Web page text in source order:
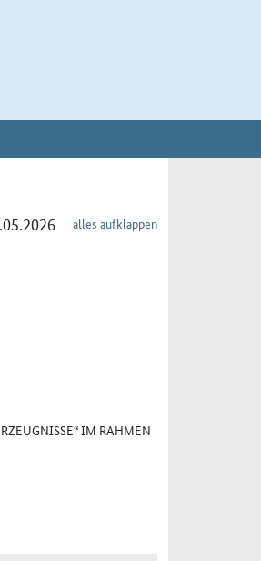
alles aufklappen
IM RAHMEN